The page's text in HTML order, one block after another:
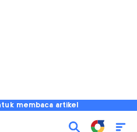
membaca artikel